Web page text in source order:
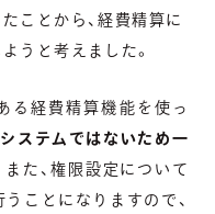
ことから、経費精算に
うと考えました。
る経費精算機能を使っ
ステムではないため一
また、権限設定について
ことになりますので、